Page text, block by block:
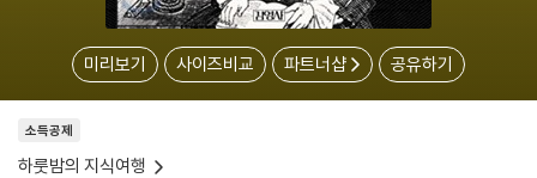
미리보기 사이즈비교 파트너샵 공유하기
소득공제
하룻밤의 지식여행